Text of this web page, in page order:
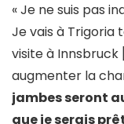
« Je ne suis pas
Je vais à Trigoria
visite à Innsbruck
augmenter la
jambes seront
que je serais